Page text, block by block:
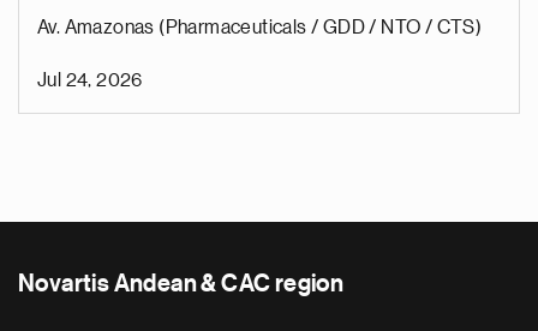
Av. Amazonas (Pharmaceuticals / GDD / NTO / CTS)
Jul 24, 2026
Novartis Andean & CAC region